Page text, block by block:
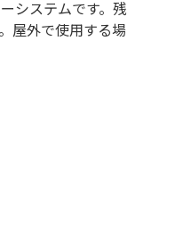
システムです。残
屋外で使用する場